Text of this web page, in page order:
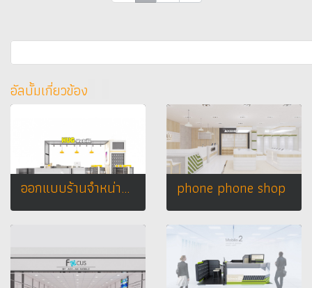
อัลบั้มเกี่ยวข้อง
ออกแบบร้านจำหน่ายมือถือ ร้าน HUG MOBILE @ เซนทรัลเชียงราย phone phone shop